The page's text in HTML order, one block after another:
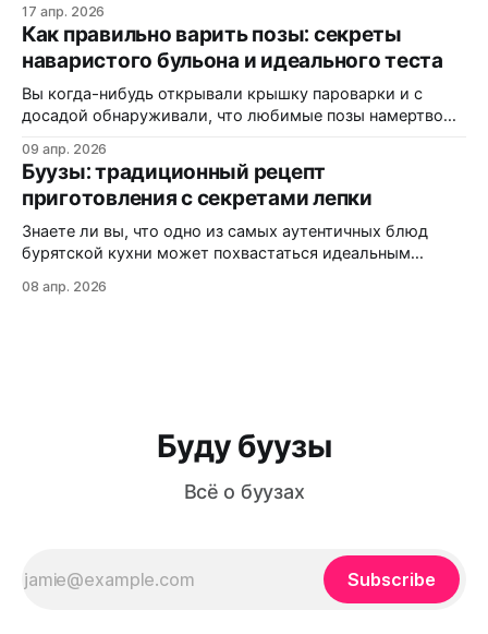
материале вы узнаете, почему одни называют их
«буузы», а другие — «позы», как диаспора адаптирует
рецепт под западные реалии, и где именно на трассах
Монтаны можно заказать свежую партию без
17 апр. 2026
Как правильно варить позы: секреты
наваристого бульона и идеального теста
Вы когда-нибудь открывали крышку пароварки и с
досадой обнаруживали, что любимые позы намертво
пирожок, а внутри — сухо и безвкусно? Статистика
кулинарных форумов показывает: более 60% новичков
сталкиваются с этими проблемами при первом
знакомстве с бурятской кухней. В этой статье вы
узнаете:
09 апр. 2026
Буузы: традиционный рецепт
приготовления с секретами лепки
Знаете ли вы, что одно из самых аутентичных блюд
бурятской кухни может похвастаться идеальным
Буузы (или позы, как их ошибочно называют) — это не
08 апр. 2026
Буду буузы
Всё о буузах
Subscribe